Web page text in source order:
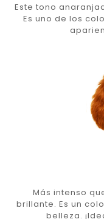
Este tono
Es uno de los
Más intenso
brillante. Es un
belleza.